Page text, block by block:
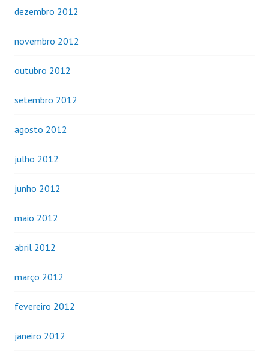
dezembro 2012
novembro 2012
outubro 2012
setembro 2012
agosto 2012
julho 2012
junho 2012
maio 2012
abril 2012
março 2012
fevereiro 2012
janeiro 2012